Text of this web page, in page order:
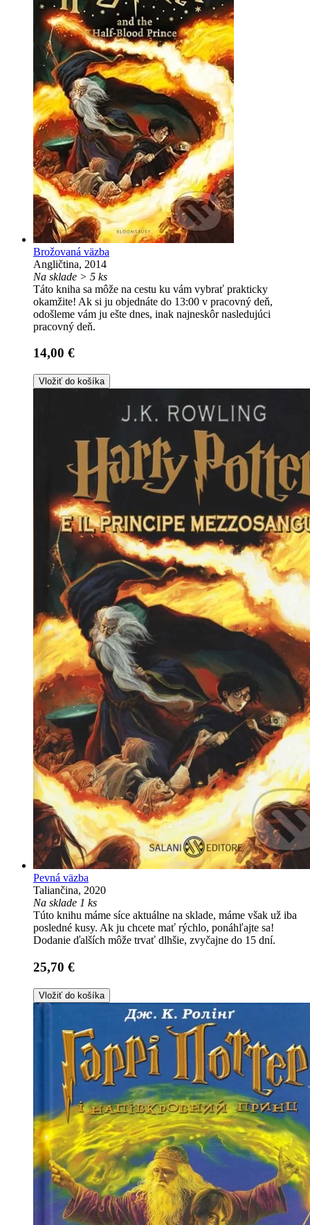
Brožovaná väzba
Angličtina, 2014
Na sklade > 5 ks
Táto kniha sa môže na cestu ku vám vybrať prakticky
okamžite! Ak si ju objednáte do 13:00 v pracovný deň,
odošleme vám ju ešte dnes, inak najneskôr nasledujúci
pracovný deň.
14,00 €
Vložiť do košíka
Pevná väzba
Taliančina, 2020
Na sklade 1 ks
Túto knihu máme síce aktuálne na sklade, máme však už iba
posledné kusy. Ak ju chcete mať rýchlo, ponáhľajte sa!
Dodanie ďalších môže trvať dlhšie, zvyčajne do 15 dní.
25,70 €
Vložiť do košíka